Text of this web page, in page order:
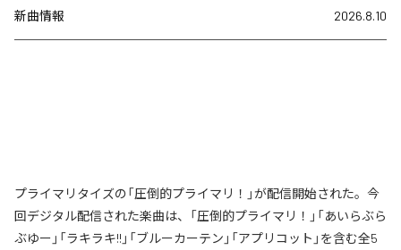
新曲情報 2026.8.10
プライマリタイズの「圧倒的プライマリ！」が配信開始された。今
回デジタル配信された楽曲は、「圧倒的プライマリ！」「あいらぶら
ぶゆー」「ラキラキ!!」「ブルーカーテン」「アプリコット」を含む全5